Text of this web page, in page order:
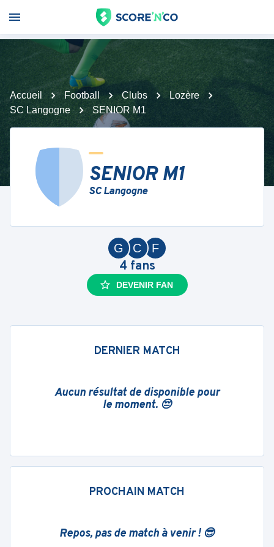
Accueil Football Clubs
Lozère
SC Langogne
SENIOR M1
SENIOR M1
SC Langogne
F
C
G
4 fans
DEVENIR FAN
DERNIER MATCH
Aucun résultat de disponible pour
le moment. 😔
PROCHAIN MATCH
Repos, pas de match à venir ! 😎